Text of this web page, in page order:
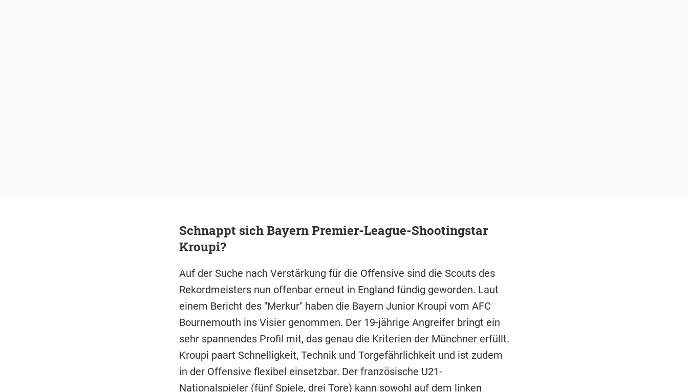
Schnappt sich Bayern Premier-League-Shootingstar
Kroupi?
Auf der Suche nach Verstärkung für die Offensive sind die Scouts des
Rekordmeisters nun offenbar erneut in England fündig geworden. Laut
einem Bericht des "Merkur" haben die Bayern Junior Kroupi vom AFC
Bournemouth ins Visier genommen. Der 19-jährige Angreifer bringt ein
sehr spannendes Profil mit, das genau die Kriterien der Münchner erfüllt.
Kroupi paart Schnelligkeit, Technik und Torgefährlichkeit und ist zudem
in der Offensive flexibel einsetzbar. Der französische U21-
Nationalspieler (fünf Spiele, drei Tore) kann sowohl auf dem linken